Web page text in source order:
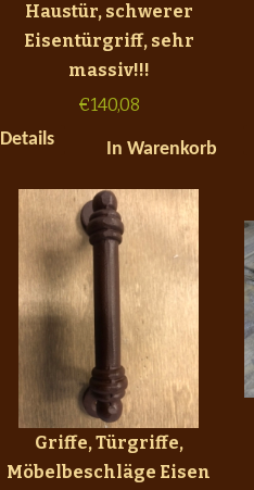
Haustür, schwerer
Eisentürgriff, sehr
massiv!!!
€140,08
Details
In Warenkorb
Griffe, Türgriffe,
Möbelbeschläge Eisen